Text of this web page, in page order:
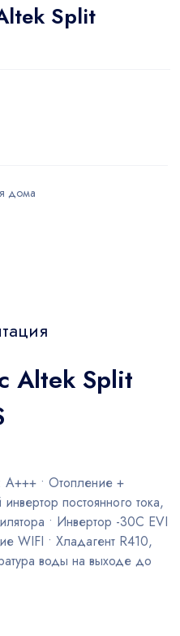
Split
дома
Altek Split
A+++ • Отопление +
постоянного тока,
• Инвертор -30C EVI
WIFI • Хладагент R410,
воды на выходе до